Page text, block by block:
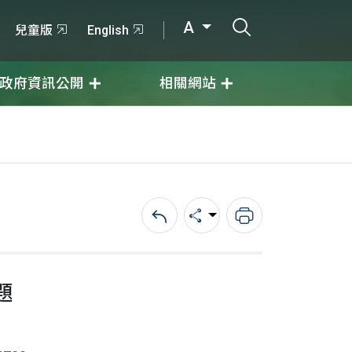
兒童版 English A
政府資訊公開 相關網站
回上一頁分享 列印